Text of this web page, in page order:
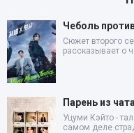
Чеболь
Сюжет второго
рассказывает о
Парень из
Уцуми Кэйто -
самом деле